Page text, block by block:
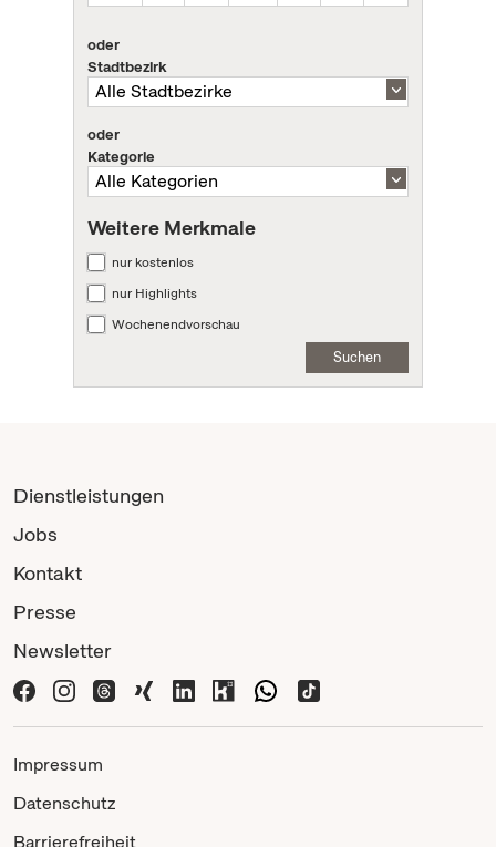
oder
Stadtbezirk
oder
Kategorie
Weitere Merkmale
nur kostenlos
nur Highlights
Wochenendvorschau
Suchen
Dienstleistungen
Jobs
Kontakt
Presse
Newsletter
Impressum
Datenschutz
Barrierefreiheit